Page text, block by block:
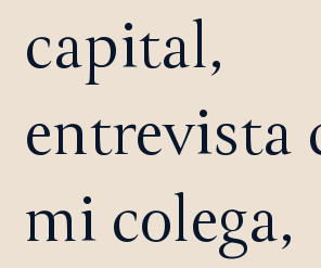
capital,
entrevista
mi colega,